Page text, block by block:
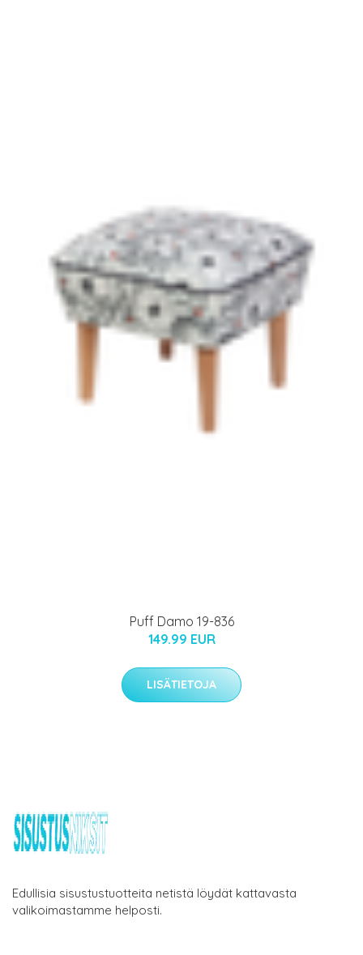
Puff Damo 19-836
149.99 EUR
LISÄTIETOJA
Edullisia sisustustuotteita netistä löydät kattavasta
valikoimastamme helposti.